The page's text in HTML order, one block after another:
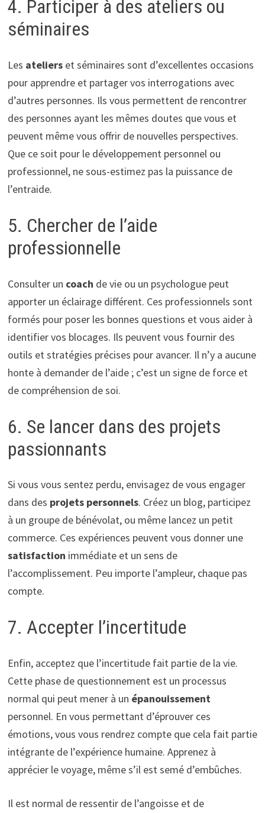
4. Participer à des ateliers ou
séminaires
Les atelierset séminaires sont d’excellentes occasions
pour apprendre et partager vos interrogations avec
d’autres personnes. Ils vous permettent de rencontrer
des personnes ayant les mêmes doutes que vous et
peuvent même vous offrir de nouvelles perspectives.
Que ce soit pour le développement personnel ou
professionnel, ne sous-estimez pas la puissance de
l’entraide.
5. Chercher de l’aide
professionnelle
Consulter un coach de vie ou un psychologue peut
apporter un éclairage différent. Ces professionnels sont
formés pour poser les bonnes questions et vous aider à
identifier vos blocages. Ils peuvent vous fournir des
outils et stratégies précises pour avancer. Il n’y a aucune
honte à demander de l’aide ; c’est un signe de force et
de compréhension de soi.
6. Se lancer dans des projets
passionnants
Si vous vous sentez perdu, envisagez de vous engager
dans des projets personnels. Créez un blog, participez
à un groupe de bénévolat, ou même lancez un petit
commerce. Ces expériences peuvent vous donner une
satisfaction immédiate et un sens de
l’accomplissement. Peu importe l’ampleur, chaque pas
compte.
7. Accepter l’incertitude
Enfin, acceptez que l’incertitude fait partie de la vie.
Cette phase de questionnement est un processus
normal qui peut mener à un épanouissement
personnel. En vous permettant d’éprouver ces
émotions, vous vous rendrez compte que cela fait partie
intégrante de l’expérience humaine. Apprenez à
apprécier le voyage, même s’il est semé d’embûches.
Il est normal de ressentir de l’angoisse et de